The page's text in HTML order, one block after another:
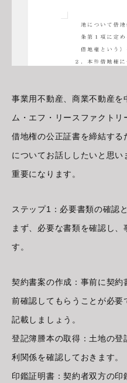
事業用不動産、商業不動産
ム・エフ・リースファクト
借地権の公正証書を締結す
についてお話ししたいと思
重要になります。
ステップ1：必要書類の確認
まず、必要な書類を確認し
す。
契約書案の作成：事前に契
前確認してもらうことが必
記載しましょう。
登記簿謄本の取得：土地の
利関係を確認しておきます。
印鑑証明書：契約者双方の